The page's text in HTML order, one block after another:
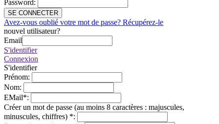
Password:
SE CONNECTER
Avez-vous oublié votre mot de passe? Récupérez-le
nouvel utilisateur?
Email
S'identifier
Connexion
S'identifier
Prénom:
Nom:
EMail*:
Créer un mot de passe (au moins 8 caractères : majuscules,
minuscules, chiffres) *: